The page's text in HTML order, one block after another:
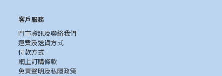
客戶服務
門市資訊及聯絡我們
運費及送貨方式
付款方式
網上訂購條款
免責聲明及私隱政策